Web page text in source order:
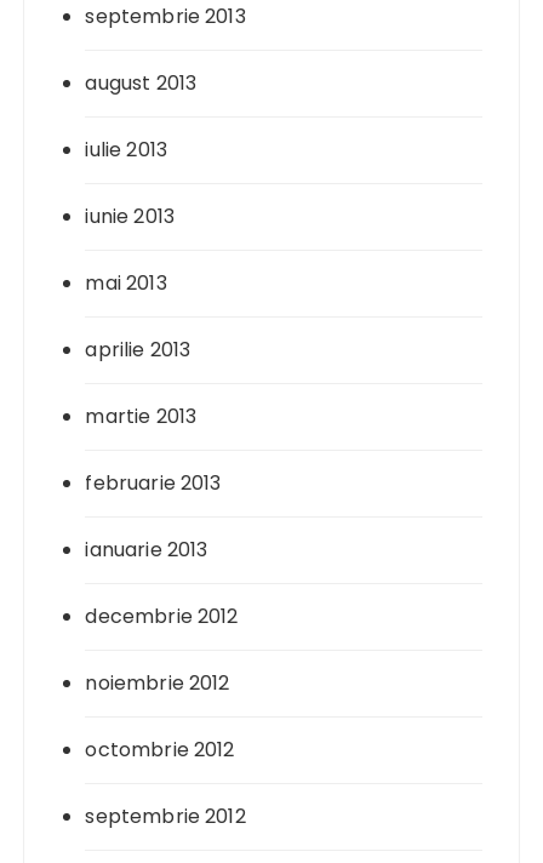
septembrie 2013
august 2013
iulie 2013
iunie 2013
mai 2013
aprilie 2013
martie 2013
februarie 2013
ianuarie 2013
decembrie 2012
noiembrie 2012
octombrie 2012
septembrie 2012